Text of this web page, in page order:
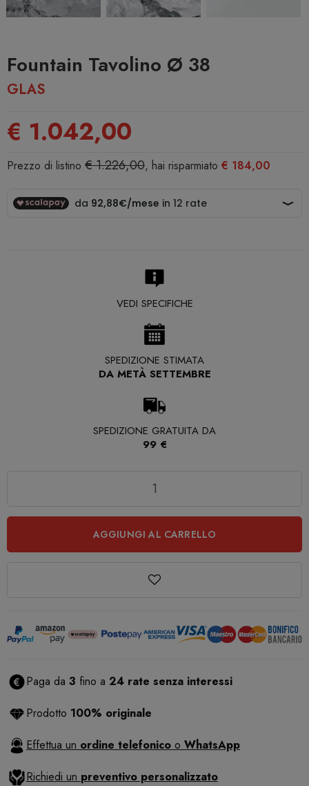
Fountain Tavolino Ø 38
GLAS
€ 1.042,00
Prezzo di listino € 1.226,00, hai risparmiato € 184,00
VEDI SPECIFICHE
SPEDIZIONE STIMATA
DA METÀ SETTEMBRE
SPEDIZIONE GRATUITA DA
99 €
AGGIUNGI AL CARRELLO
Paga da 3 fino a 24 rate senza interessi
Prodotto 100% originale
Effettua un ordine telefonico o WhatsApp
Richiedi un preventivo personalizzato